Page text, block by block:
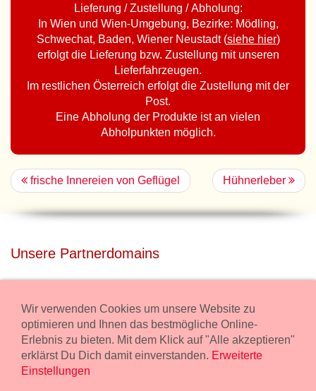
Lieferung / Zustellung / Abholung:
In Wien und Wien-Umgebung, Bezirke: Mödling,
Schwechat, Baden, Wiener Neustadt (siehe hier)
erfolgt die Lieferung bzw. Zustellung mit unseren
Lieferfahrzeugen.
Im restlichen Österreich erfolgt die Zustellung mit der
Post.
Eine Abholung der Produkte ist an vielen
Abholpunkten möglich.
frische Innereien von Geflügel Hühnerleber
Unsere Partnerdomains
Miete unser Haus bei Wiener Neustadt für Deine Party mit
Übernachtung.
freilaender.at
Wir verwenden Cookies um unsere Website zu
optimieren und Ihnen das bestmögliche Online-
Erlebnis zu bieten. Mit dem Klick auf "Alle akzeptieren"
erklärst Du Dich damit einverstanden. Erweiterte
Einstellungen